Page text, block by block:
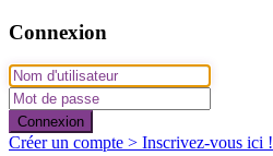
Connexion
Connexion
Créer un compte > Inscrivez-vous ici !